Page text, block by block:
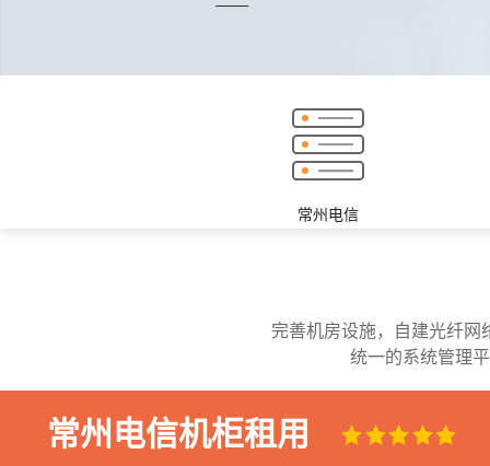
常州电信
完善机房设施，自建光纤网
统一的系统管理
常州电信机柜租用